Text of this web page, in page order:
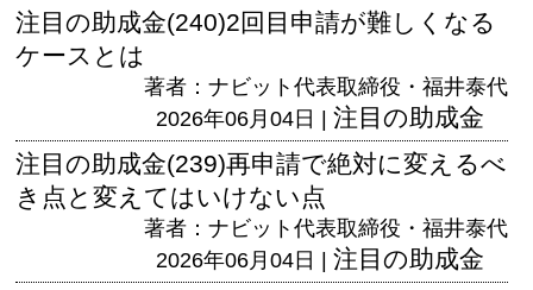
注目の助成金(240)2回目申請が難しくなる
ケースとは
著者：ナビット代表取締役・福井泰代
2026年06月04日 | 注目の助成金
注目の助成金(239)再申請で絶対に変えるべ
き点と変えてはいけない点
著者：ナビット代表取締役・福井泰代
2026年06月04日 | 注目の助成金